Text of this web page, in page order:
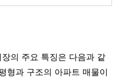
의 주요 특징은 다음과 같
형과 구조의 아파트 매물이